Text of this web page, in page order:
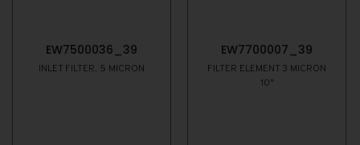
EW7500036_39
INLET FILTER, 5 MICRON
EW7700007_39
FILTER ELEMENT 3 MICRON
10"